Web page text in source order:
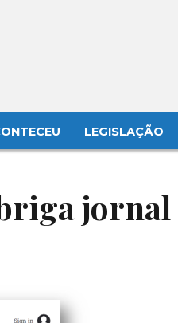
LEGISLAÇÃO
jornal